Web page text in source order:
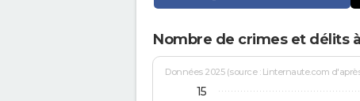
Nombre de crimes et délits
Données 2025 (source : Linternaute.com
15